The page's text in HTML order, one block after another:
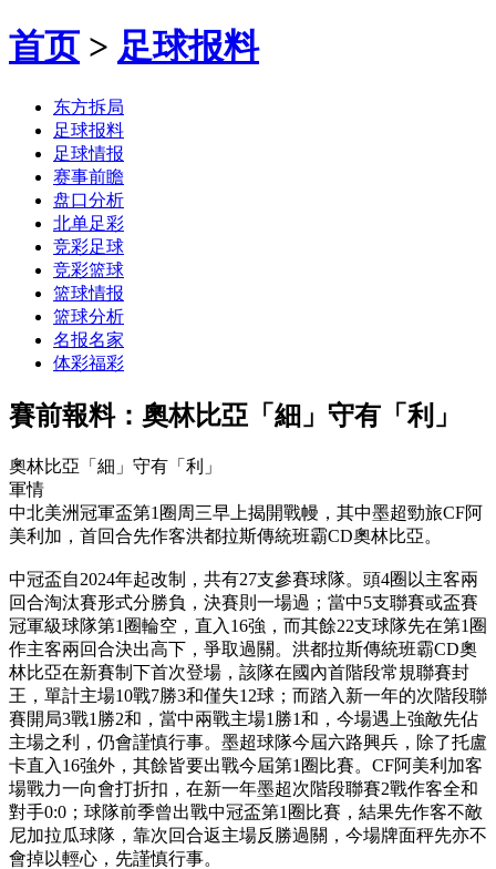
首页 > 足球报料
东方拆局
足球报料
足球情报
赛事前瞻
盘口分析
北单足彩
竞彩足球
竞彩篮球
篮球情报
篮球分析
名报名家
体彩福彩
賽前報料：奧林比亞「細」守有「利」
奧林比亞「細」守有「利」
軍情
中北美洲冠軍盃第1圈周三早上揭開戰幔，其中墨超勁旅CF阿
美利加，首回合先作客洪都拉斯傳統班霸CD奧林比亞。
中冠盃自2024年起改制，共有27支參賽球隊。頭4圈以主客兩
回合淘汰賽形式分勝負，決賽則一場過；當中5支聯賽或盃賽
冠軍級球隊第1圈輪空，直入16強，而其餘22支球隊先在第1圈
作主客兩回合決出高下，爭取過關。洪都拉斯傳統班霸CD奧
林比亞在新賽制下首次登場，該隊在國內首階段常規聯賽封
王，單計主場10戰7勝3和僅失12球；而踏入新一年的次階段聯
賽開局3戰1勝2和，當中兩戰主場1勝1和，今場遇上強敵先佔
主場之利，仍會謹慎行事。墨超球隊今屆六路興兵，除了托盧
卡直入16強外，其餘皆要出戰今屆第1圈比賽。CF阿美利加客
場戰力一向會打折扣，在新一年墨超次階段聯賽2戰作客全和
對手0:0；球隊前季曾出戰中冠盃第1圈比賽，結果先作客不敵
尼加拉瓜球隊，靠次回合返主場反勝過關，今場牌面秤先亦不
會掉以輕心，先謹慎行事。